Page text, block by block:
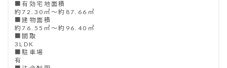
■有効宅地面積
約72.30㎡～約87.66㎡
■建物面積
約76.55㎡～約96.40㎡
■間取
3LDK
■駐車場
有